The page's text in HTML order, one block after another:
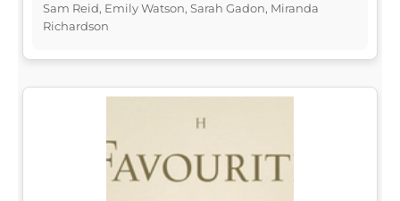
Sam Reid, Emily Watson, Sarah Gadon, Miranda
Richardson